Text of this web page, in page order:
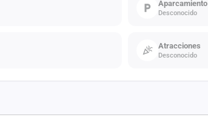
Aparcamiento
Desconocido
Atracciones
Desconocido